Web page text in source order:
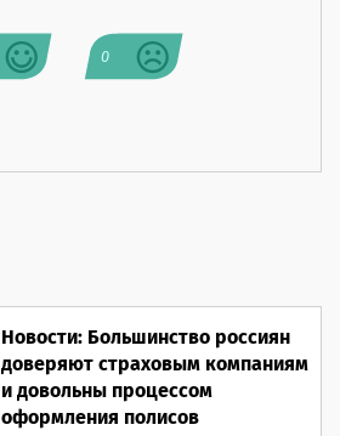
0
Новости: Большинство россиян
доверяют страховым компаниям
и довольны процессом
оформления полисов